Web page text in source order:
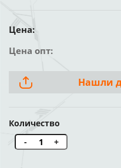
Цена:
Цена опт:
Нашли
Количество
-
+